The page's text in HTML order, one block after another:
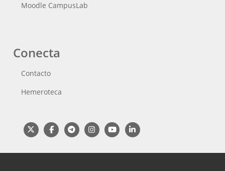
Moodle CampusLab
Conecta
Contacto
Hemeroteca